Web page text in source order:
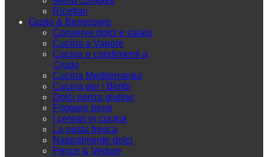
Ricettari
Gusto & Benessere
Conserve dolci e salate
Cucina a Vapore
Cucina e condimenti a
Crudo
Cucina Mediterranea
Cucina per i Bimbi
Dolci senza glutine
Friggere bene
I cereali in cucina
La pasta fresca
Naturalmente dolci
Pesce & Vedure